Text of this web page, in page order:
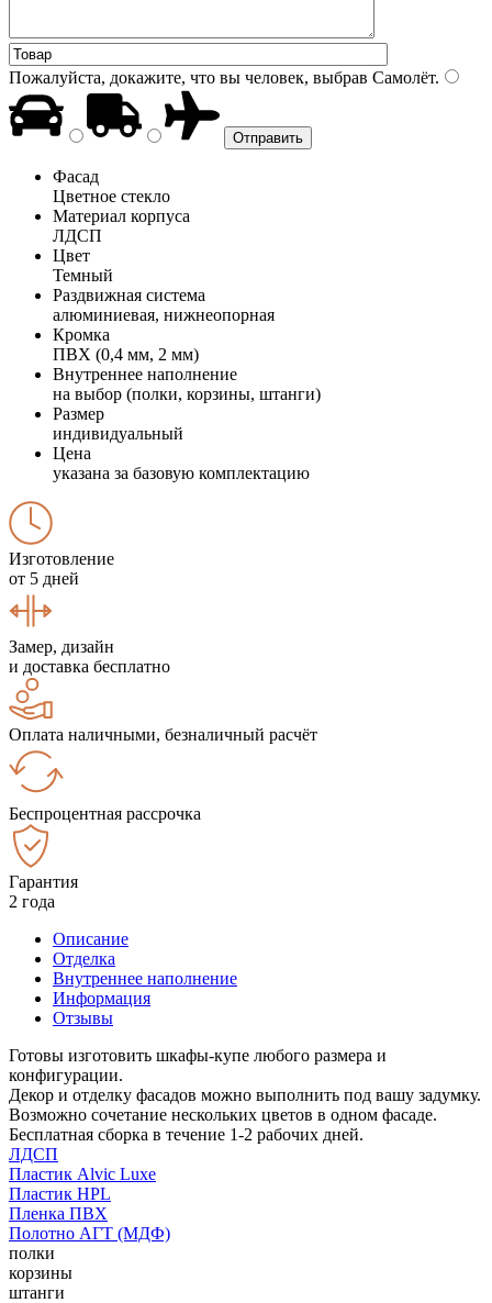
Пожалуйста, докажите, что вы человек, выбрав Самолёт.
Фасад
Цветное стекло
Материал корпуса
ЛДСП
Цвет
Темный
Раздвижная система
алюминиевая, нижнеопорная
Кромка
ПВХ (0,4 мм, 2 мм)
Внутреннее наполнение
на выбор (полки, корзины, штанги)
Размер
индивидуальный
Цена
указана за базовую комплектацию
Изготовление
от 5 дней
Замер, дизайн
и доставка бесплатно
Оплата наличными, безналичный расчёт
Беспроцентная рассрочка
Гарантия
2 года
Описание
Отделка
Внутреннее наполнение
Информация
Отзывы
Готовы изготовить шкафы-купе любого размера и
конфигурации.
Декор и отделку фасадов можно выполнить под вашу задумку.
Возможно сочетание нескольких цветов в одном фасаде.
Бесплатная сборка в течение 1-2 рабочих дней.
ЛДСП
Пластик Alvic Luxe
Пластик HPL
Пленка ПВХ
Полотно АГТ (МДФ)
полки
корзины
штанги